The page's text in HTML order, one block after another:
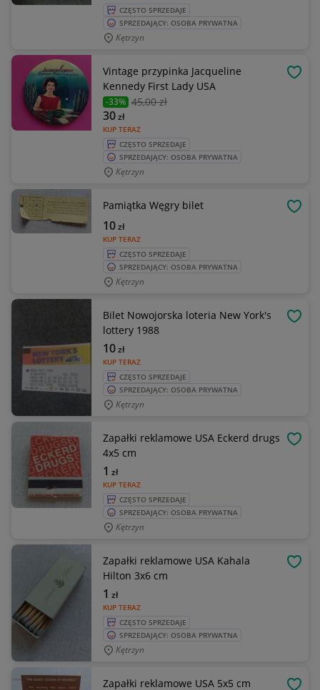
CZĘSTO SPRZEDAJE
SPRZEDAJĄCY: OSOBA PRYWATNA
Kętrzyn
Vintage przypinka Jacqueline
Kennedy First Lady USA
-33% 45,00 zł
KUP TERAZ
30zł
CZĘSTO SPRZEDAJE
SPRZEDAJĄCY: OSOBA PRYWATNA
Kętrzyn
Pamiątka Węgry bilet
KUP TERAZ
10zł
CZĘSTO SPRZEDAJE
SPRZEDAJĄCY: OSOBA PRYWATNA
Kętrzyn
Bilet Nowojorska loteria New York's
lottery 1988
KUP TERAZ
10zł
CZĘSTO SPRZEDAJE
SPRZEDAJĄCY: OSOBA PRYWATNA
Kętrzyn
Zapałki reklamowe USA Eckerd drugs
4x5 cm
KUP TERAZ
1 zł
CZĘSTO SPRZEDAJE
SPRZEDAJĄCY: OSOBA PRYWATNA
Kętrzyn
Zapałki reklamowe USA Kahala
Hilton 3x6 cm
KUP TERAZ
1 zł
CZĘSTO SPRZEDAJE
SPRZEDAJĄCY: OSOBA PRYWATNA
Kętrzyn
Zapałki reklamowe USA 5x5 cm